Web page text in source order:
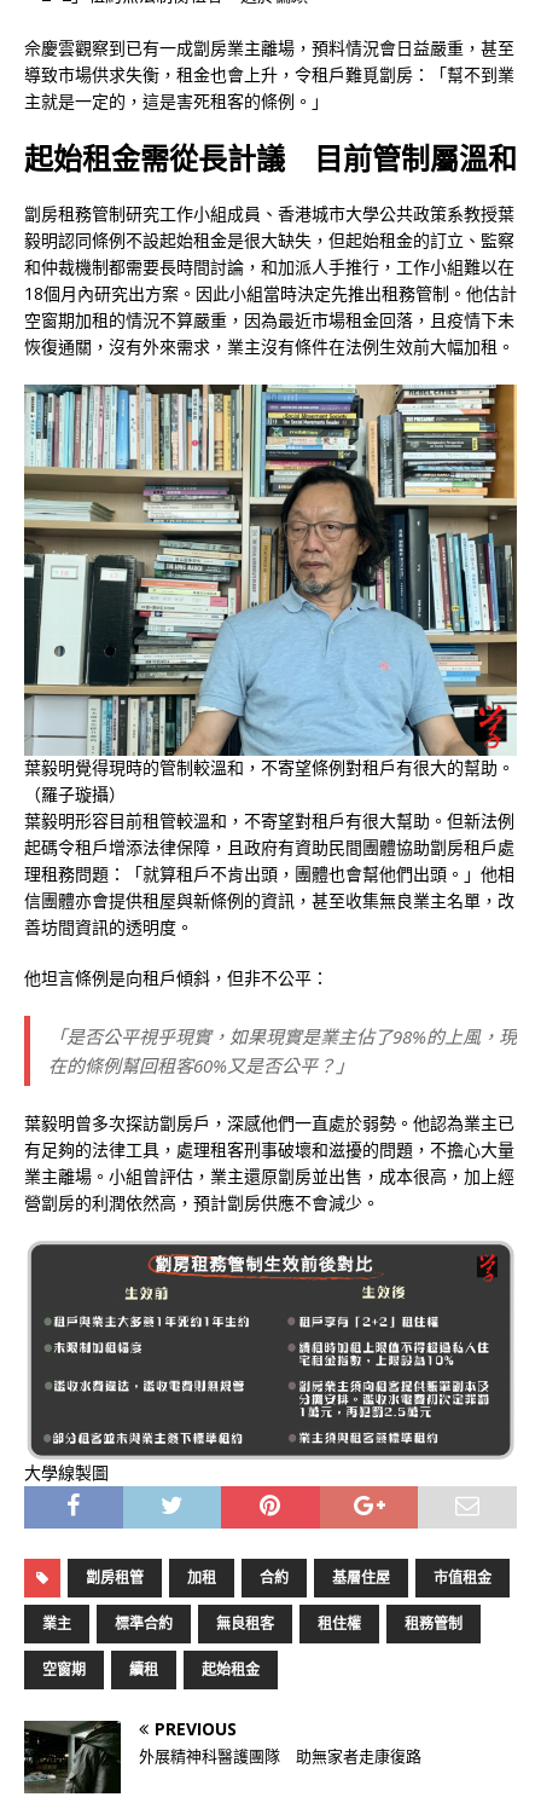
佘慶雲觀察到已有一成劏房業主離場，預料情況會日益嚴重，甚至
導致市場供求失衡，租金也會上升，令租戶難覓劏房：「幫不到業
主就是一定的，這是害死租客的條例。」
起始租金需從長計議 目前管制屬溫和
劏房租務管制研究工作小組成員、香港城市大學公共政策系教授葉
毅明認同條例不設起始租金是很大缺失，但起始租金的訂立、監察
和仲裁機制都需要長時間討論，和加派人手推行，工作小組難以在
18個月內研究出方案。因此小組當時決定先推出租務管制。他估計
空窗期加租的情況不算嚴重，因為最近市場租金回落，且疫情下未
恢復通關，沒有外來需求，業主沒有條件在法例生效前大幅加租。
葉毅明覺得現時的管制較溫和，不寄望條例對租戶有很大的幫助。
（羅子璇攝）
葉毅明形容目前租管較溫和，不寄望對租戶有很大幫助。但新法例
起碼令租戶增添法律保障，且政府有資助民間團體協助劏房租戶處
理租務問題：「就算租戶不肯出頭，團體也會幫他們出頭。」他相
信團體亦會提供租屋與新條例的資訊，甚至收集無良業主名單，改
善坊間資訊的透明度。
他坦言條例是向租戶傾斜，但非不公平：
「是否公平視乎現實，如果現實是業主佔了98%的上風，現
在的條例幫回租客60%又是否公平？」
葉毅明曾多次探訪劏房戶，深感他們一直處於弱勢。他認為業主已
有足夠的法律工具，處理租客刑事破壞和滋擾的問題，不擔心大量
業主離場。小組曾評估，業主還原劏房並出售，成本很高，加上經
營劏房的利潤依然高，預計劏房供應不會減少。
大學線製圖
劏房租管 加租 合約 基層住屋 市值租金
業主 標準合約 無良租客 租住權 租務管制
空窗期 續租 起始租金
PREVIOUS
外展精神科醫護團隊 助無家者走康復路